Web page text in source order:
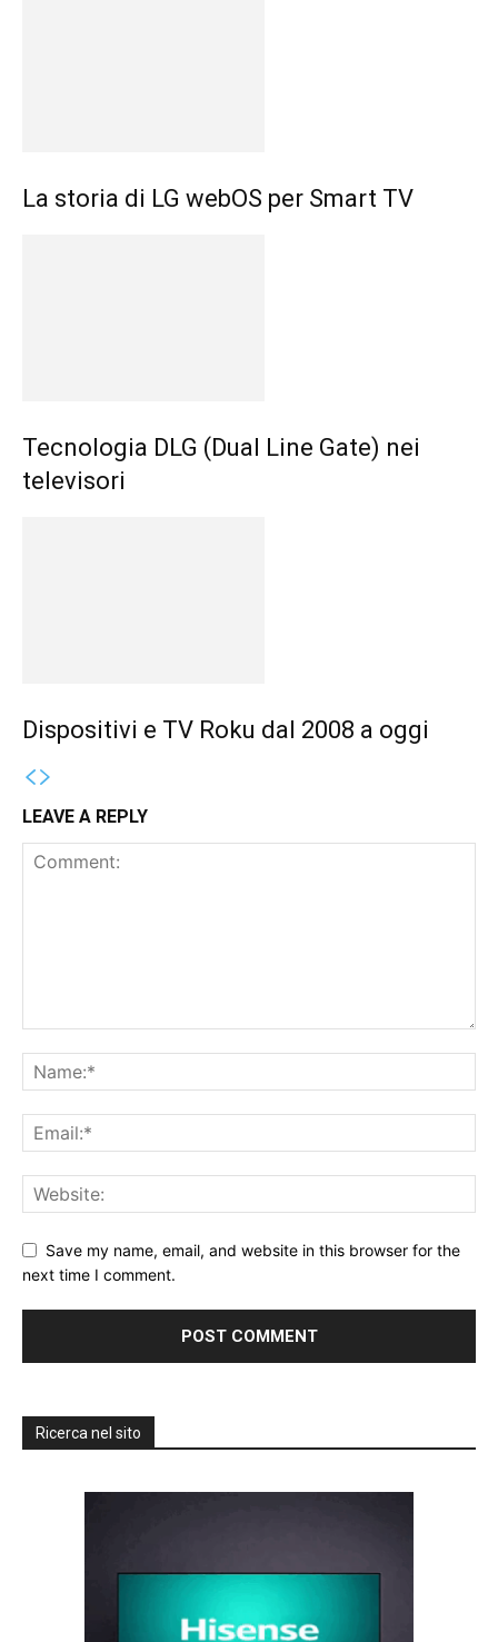
La storia di LG webOS per Smart TV
Tecnologia DLG (Dual Line Gate) nei
televisori
Dispositivi e TV Roku dal 2008 a oggi
LEAVE A REPLY
Save my name, email, and website in this browser for the
next time I comment.
Ricerca nel sito